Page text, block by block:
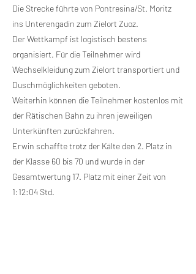
Die Strecke führte von Pontresina/St. Moritz
ins Unterengadin zum Zielort Zuoz.
Der Wettkampf ist logistisch bestens
organisiert. Für die Teilnehmer wird
Wechselkleidung zum Zielort transportiert und
Duschmöglichkeiten geboten.
Weiterhin können die Teilnehmer kostenlos mit
der Rätischen Bahn zu ihren jeweiligen
Unterkünften zurückfahren.
Erwin schaffte trotz der Kälte den 2. Platz in
der Klasse 60 bis 70 und wurde in der
Gesamtwertung 17. Platz mit einer Zeit von
1:12:04 Std.